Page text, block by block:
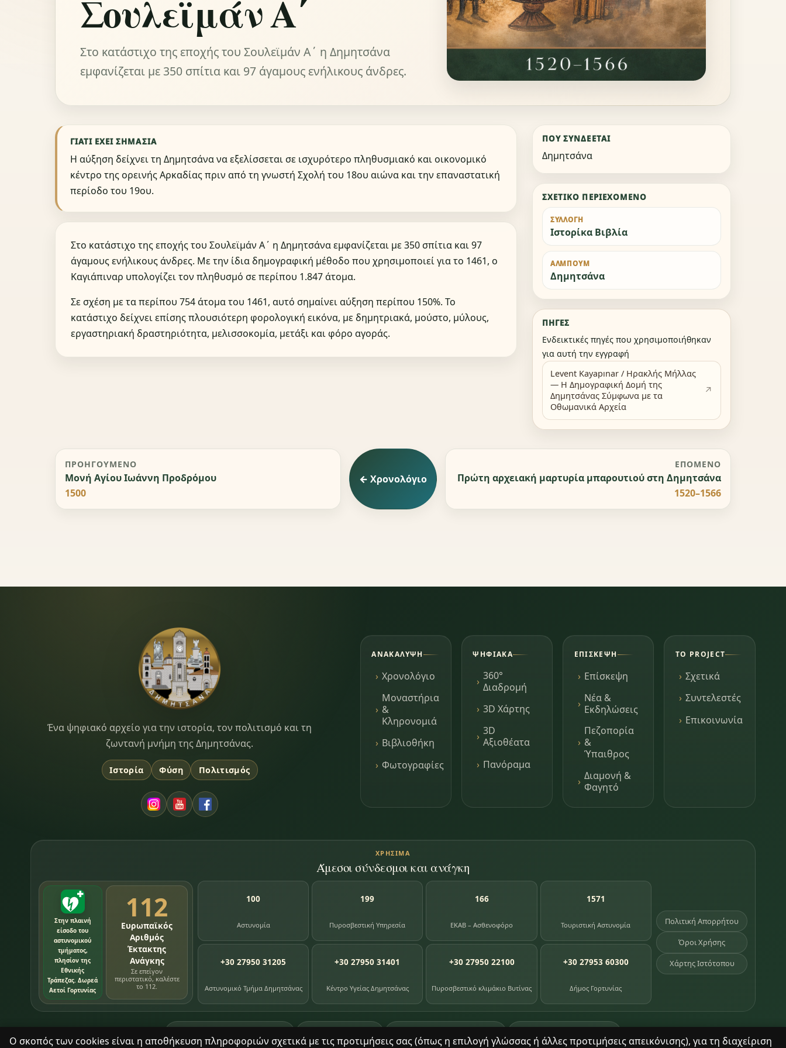
Ο σκοπός των cookies είναι η αποθήκευση πληροφοριών σχετικά με τις προτιμήσεις σας (όπως η επιλογή γλώσσας ή άλλες προτιμήσεις απεικόνισης), για τη διαχείριση
Σουλεϊμάν Α΄
Στο κατάστιχο της εποχής του Σουλεϊμάν Α΄ η Δημητσάνα
εμφανίζεται με 350 σπίτια και 97 άγαμους ενήλικους άνδρες.
ΓΙΑΤΊ ΈΧΕΙ ΣΗΜΑΣΊΑ
Η αύξηση δείχνει τη Δημητσάνα να εξελίσσεται σε ισχυρότερο πληθυσμιακό και οικονομικό
κέντρο της ορεινής Αρκαδίας πριν από τη γνωστή Σχολή του 18ου αιώνα και την επαναστατική
περίοδο του 19ου.
Στο κατάστιχο της εποχής του Σουλεϊμάν Α΄ η Δημητσάνα εμφανίζεται με 350 σπίτια και 97
άγαμους ενήλικους άνδρες. Με την ίδια δημογραφική μέθοδο που χρησιμοποιεί για το 1461, ο
Καγιάπιναρ υπολογίζει τον πληθυσμό σε περίπου 1.847 άτομα.
Σε σχέση με τα περίπου 754 άτομα του 1461, αυτό σημαίνει αύξηση περίπου 150%. Το
κατάστιχο δείχνει επίσης πλουσιότερη φορολογική εικόνα, με δημητριακά, μούστο, μύλους,
εργαστηριακή δραστηριότητα, μελισσοκομία, μετάξι και φόρο αγοράς.
ΠΟΎ ΣΥΝΔΈΕΤΑΙ
Δημητσάνα
ΣΧΕΤΙΚΌ ΠΕΡΙΕΧΌΜΕΝΟ
ΣΥΛΛΟΓΉ
Ιστορίκα Βιβλία
ΆΛΜΠΟΥΜ
Δημητσάνα
ΠΗΓΈΣ
Ενδεικτικές πηγές που χρησιμοποιήθηκαν
για αυτή την εγγραφή
Levent Kayapınar / Ηρακλής Μήλλας
— Η Δημογραφική Δομή της
Δημητσάνας Σύμφωνα με τα
Οθωμανικά Αρχεία
ΠΡΟΗΓΟΎΜΕΝΟ
Μονή Αγίου Ιωάννη Προδρόμου
1500
← Χρονολόγιο
ΕΠΌΜΕΝΟ
Πρώτη αρχειακή μαρτυρία μπαρουτιού στη Δημητσάνα
1520–1566
Dimitsana.gr
Ένα ψηφιακό αρχείο για την ιστορία, τον πολιτισμό και τη
ζωντανή μνήμη της Δημητσάνας.
Ιστορία Φύση Πολιτισμός
ΑΝΑΚΆΛΥΨΗ
Χρονολόγιο
Μοναστήρια
&
Κληρονομιά
Βιβλιοθήκη
Φωτογραφίες
ΨΗΦΙΑΚΆ
360°
Διαδρομή
3D Χάρτης
3D
Αξιοθέατα
Πανόραμα
ΕΠΊΣΚΕΨΗ
Επίσκεψη
Νέα &
Εκδηλώσεις
Πεζοπορία
&
Ύπαιθρος
Διαμονή &
Φαγητό
ΤΟ PROJECT
Σχετικά
Συντελεστές
Επικοινωνία
ΧΡΉΣΙΜΑ
Άμεσοι σύνδεσμοι και ανάγκη
Στην πλαινή
είσοδο του
αστυνομικού
τμήματος,
πλησίον της
Εθνικής
Τράπεζας. Δωρεά
Αετοί Γορτυνίας
112
Ευρωπαϊκός
Αριθμός
Έκτακτης
Ανάγκης
Σε επείγον
περιστατικό, καλέστε
το 112.
100
Αστυνομία
199
Πυροσβεστική Υπηρεσία
166
ΕΚΑΒ – Ασθενοφόρο
1571
Τουριστική Αστυνομία
+30 27950 31205
Αστυνομικό Τμήμα Δημητσάνας
+30 27950 31401
Κέντρο Υγείας Δημητσάνας
+30 27950 22100
Πυροσβεστικό κλιμάκιο Βυτίνας
+30 27953 60300
Δήμος Γορτυνίας
Πολιτική Απορρήτου
Όροι Χρήσης
Χάρτης Ιστότοπου
76 εγγραφές χρονολογίου 87 φωτογραφίες βιβλία βιβλιοθήκης σημεία κληρονομιάς